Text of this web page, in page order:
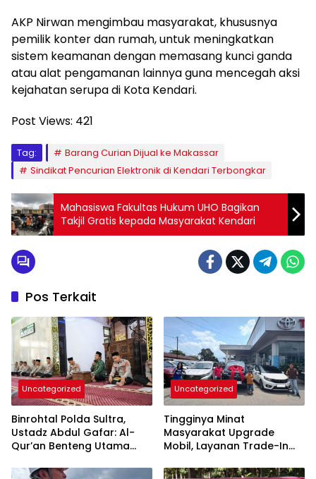
AKP Nirwan mengimbau masyarakat, khususnya
pemilik konter dan rumah, untuk meningkatkan
sistem keamanan dengan memasang kunci ganda
atau alat pengamanan lainnya guna mencegah aksi
kejahatan serupa di Kota Kendari.
Post Views: 421
Tag:
Barang Curian Dijual ke Makassar
Sindikat Pencurian Elektronik di Kendari Terbongkar
Mahasiswa Fakultas Hukum UHO Bagikan
Takjil Gratis kepada Masyarakat Kendari
Pos Terkait
Uncategorized
Binrohtal Polda Sultra,
Ustadz Abdul Gafar: Al-
Qur’an Benteng Utama
Penyimpangan Sosial
Uncategorized
Tingginya Minat
Masyarakat Upgrade
Mobil, Layanan Trade-In
Permintaan